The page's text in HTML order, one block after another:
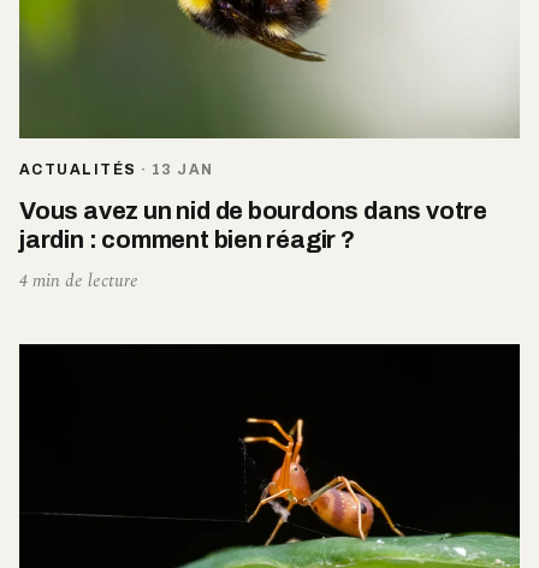
ACTUALITÉS · 13 JAN
Vous avez un nid de bourdons dans votre
jardin : comment bien réagir ?
4 min de lecture